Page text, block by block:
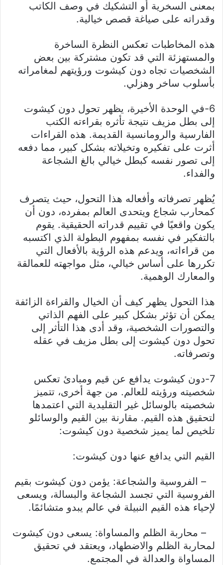
بمعنى السخرية أو التشكيك في وصف الكاتب
وقدراته على صياغة قصص خيالية.
هذه المخاطبات تعكس النظرة الساخرة
والمستهزئة التي قد تكون مشتركة بين بعض
الشخصيات تجاه دون كيشوت ورؤيتهم لمغامراته
بأسلوب ساخر وهزلي.
6-في الوحدة الأخيرة، يظهر تحول دون كيشوت
إلى بطل مزيف نتيجة تأثره بقراءته الكتب
الفارسية والرومانسية القديمة. هذه القراءات
أثرت على تفكيره وتخيلاته بشكل كبير، مما دفعه
إلى تصور نفسه كبطل خيالي بالغ الشجاعة
والفداء.
يُظهر تصرفاته وأفعاله هذا التحول، حيث يتصرف
كمحارب شجاع ويتحدى العالم بمفرده، دون أن
يكون واقعيًا في تقييم قدراته الحقيقية. يقوم
بالتفكير في نفسه بمفهوم البطولة الذي اكتسبه
من قراءاته، ويدعم هذه الرؤية بالأفعال التي
تكررها على أساس خيالي، مثل مواجهته للعمالقة
والمعارك الوهمية.
هذا التحول يظهر كيف أن الخيال والقراءة الزائفة
يمكن أن تؤثر بشكل كبير على الفهم الذاتي
والتصورات الشخصية، وقد أدى هذا التأثر إلى
تحول دون كيشوت إلى بطل مزيف في عقله
وتصرفاته.
7-دون كيشوت يدافع عن قيم ومبادئ تعكس
شخصيته ورؤيته للعالم. من جهة أخرى، تتميز
شخصيته بالوسائل غير التقليدية التي اعتمدها
لتحقيق هذه القيم. مقارنة بين القيم والوسائلو
تلخيص لما يميز شخصية دون كيشوت:
القيم التي يدافع عنها دون كيشوت:
– الفروسية والشجاعة: يؤمن دون كيشوت بقيم
الفروسية التي تجسد الشجاعة والبسالة، ويسعى
لإحياء هذه القيم النبيلة في عالم يبدو متشائمًا.
– محاربة الظلم والمساواة: يسعى دون كيشوت
لمحاربة الظلم والاضطهاد، ويعتقد في تحقيق
المساواة والعدالة في المجتمع.